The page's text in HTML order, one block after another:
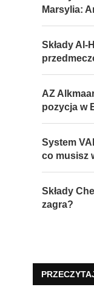
Marsylia:
Składy Al-
AZ
pozycja w
System
co musisz
Składy
zagra?